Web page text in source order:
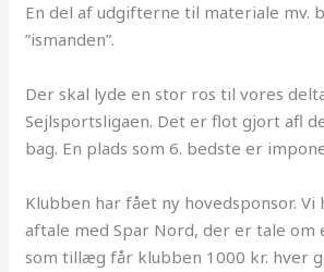
En del af udgifterne til materiale mv.
”ismanden”.
Der skal lyde en stor ros til vores
Sejlsportsligaen. Det er flot gjort afl
bag. En plads som 6. bedste er
Klubben har fået ny hovedsponsor. Vi
aftale med Spar Nord, der er tale om
som tillæg får klubben 1000 kr. hver